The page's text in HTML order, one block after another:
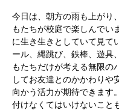
今日は、朝方の雨も上がり
もたちが校庭で楽しんでい
に生き生きとしていて見て
ール、縄跳び、鉄棒、遊具
もたちだけが考える無限の
してお友達とのかかわりや
向かう活力が期待できます
付けなくてはいけないこと